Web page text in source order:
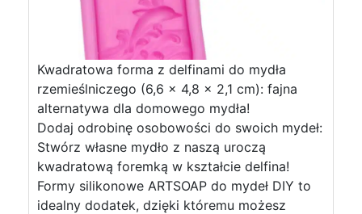
Kwadratowa forma z delfinami do mydła
rzemieślniczego (6,6 x 4,8 x 2,1 cm): fajna
alternatywa dla domowego mydła!
Dodaj odrobinę osobowości do swoich mydeł:
Stwórz własne mydło z naszą uroczą
kwadratową foremką w kształcie delfina!
Formy silikonowe ARTSOAP do mydeł DIY to
idealny dodatek, dzięki któremu możesz